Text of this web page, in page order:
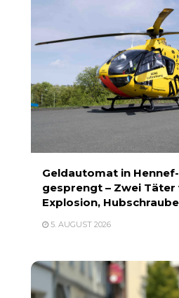
Geldautomat in
gesprengt – Zwei Täter
Explosion,
5. AUGUST 2026